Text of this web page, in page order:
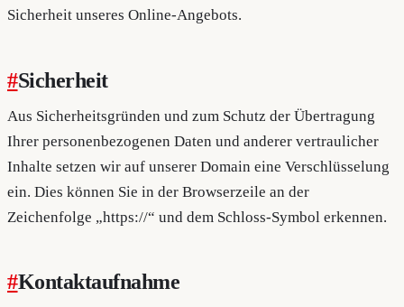
Sicherheit unseres Online-Angebots.
#Sicherheit
Aus Sicherheitsgründen und zum Schutz der Übertragung
Ihrer personenbezogenen Daten und anderer vertraulicher
Inhalte setzen wir auf unserer Domain eine Verschlüsselung
ein. Dies können Sie in der Browserzeile an der
Zeichenfolge „https://“ und dem Schloss-Symbol erkennen.
#Kontaktaufnahme